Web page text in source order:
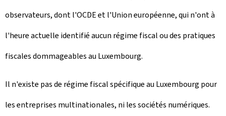
observateurs, dont l'OCDE et l'Union européenne, qui n'ont à
l'heure actuelle identifié aucun régime fiscal ou des pratiques
fiscales dommageables au Luxembourg.
Il n'existe pas de régime fiscal spécifique au Luxembourg pour
les entreprises multinationales, ni les sociétés numériques.